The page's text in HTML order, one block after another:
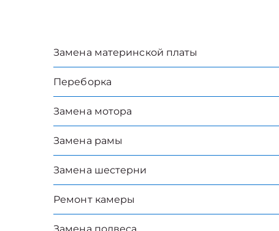
Замена материнской платы
Переборка
Замена мотора
Замена рамы
Замена шестерни
Ремонт камеры